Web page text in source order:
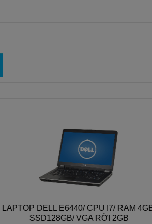
LAPTOP DELL E6440/ CPU I7/ RAM 4GB/
SSD128GB/ VGA RỜI 2GB